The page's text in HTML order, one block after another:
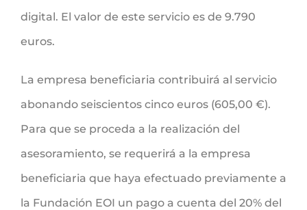
digital. El valor de este servicio es de 9.790
euros.
La empresa beneficiaria contribuirá al servicio
abonando seiscientos cinco euros (605,00 €).
Para que se proceda a la realización del
asesoramiento, se requerirá a la empresa
beneficiaria que haya efectuado previamente a
la Fundación EOI un pago a cuenta del 20% del